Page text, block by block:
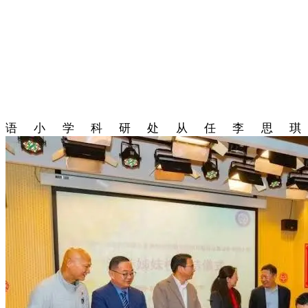
语小学科研处从任李思